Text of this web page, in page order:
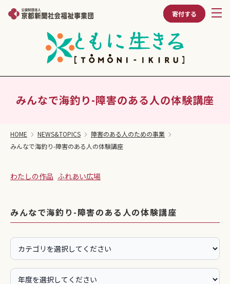
寄付する
みんなで海釣り-障害のある人の体験講座
HOME NEWS&TOPICS
障害のある人のための事業
みんなで海釣り-障害のある人の体験講座
わたしの作品 ふれあい広場
みんなで海釣り-障害のある人の体験講座